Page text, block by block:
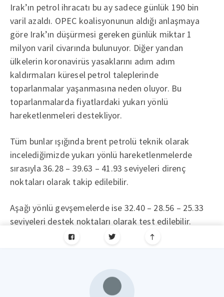
Irak’ın petrol ihracatı bu ay sadece günlük 190 bin
varil azaldı. OPEC koalisyonunun aldığı anlaşmaya
göre Irak’ın düşürmesi gereken günlük miktar 1
milyon varil civarında bulunuyor. Diğer yandan
ülkelerin koronavirüs yasaklarını adım adım
kaldırmaları küresel petrol taleplerinde
toparlanmalar yaşanmasına neden oluyor. Bu
toparlanmalarda fiyatlardaki yukarı yönlü
hareketlenmeleri destekliyor.
Tüm bunlar ışığında brent petrolü teknik olarak
incelediğimizde yukarı yönlü hareketlenmelerde
sırasıyla 36.28 – 39.63 – 41.93 seviyeleri direnç
noktaları olarak takip edilebilir.
Aşağı yönlü gevşemelerde ise 32.40 – 28.56 – 25.33
seviyeleri destek noktaları olarak test edilebilir.